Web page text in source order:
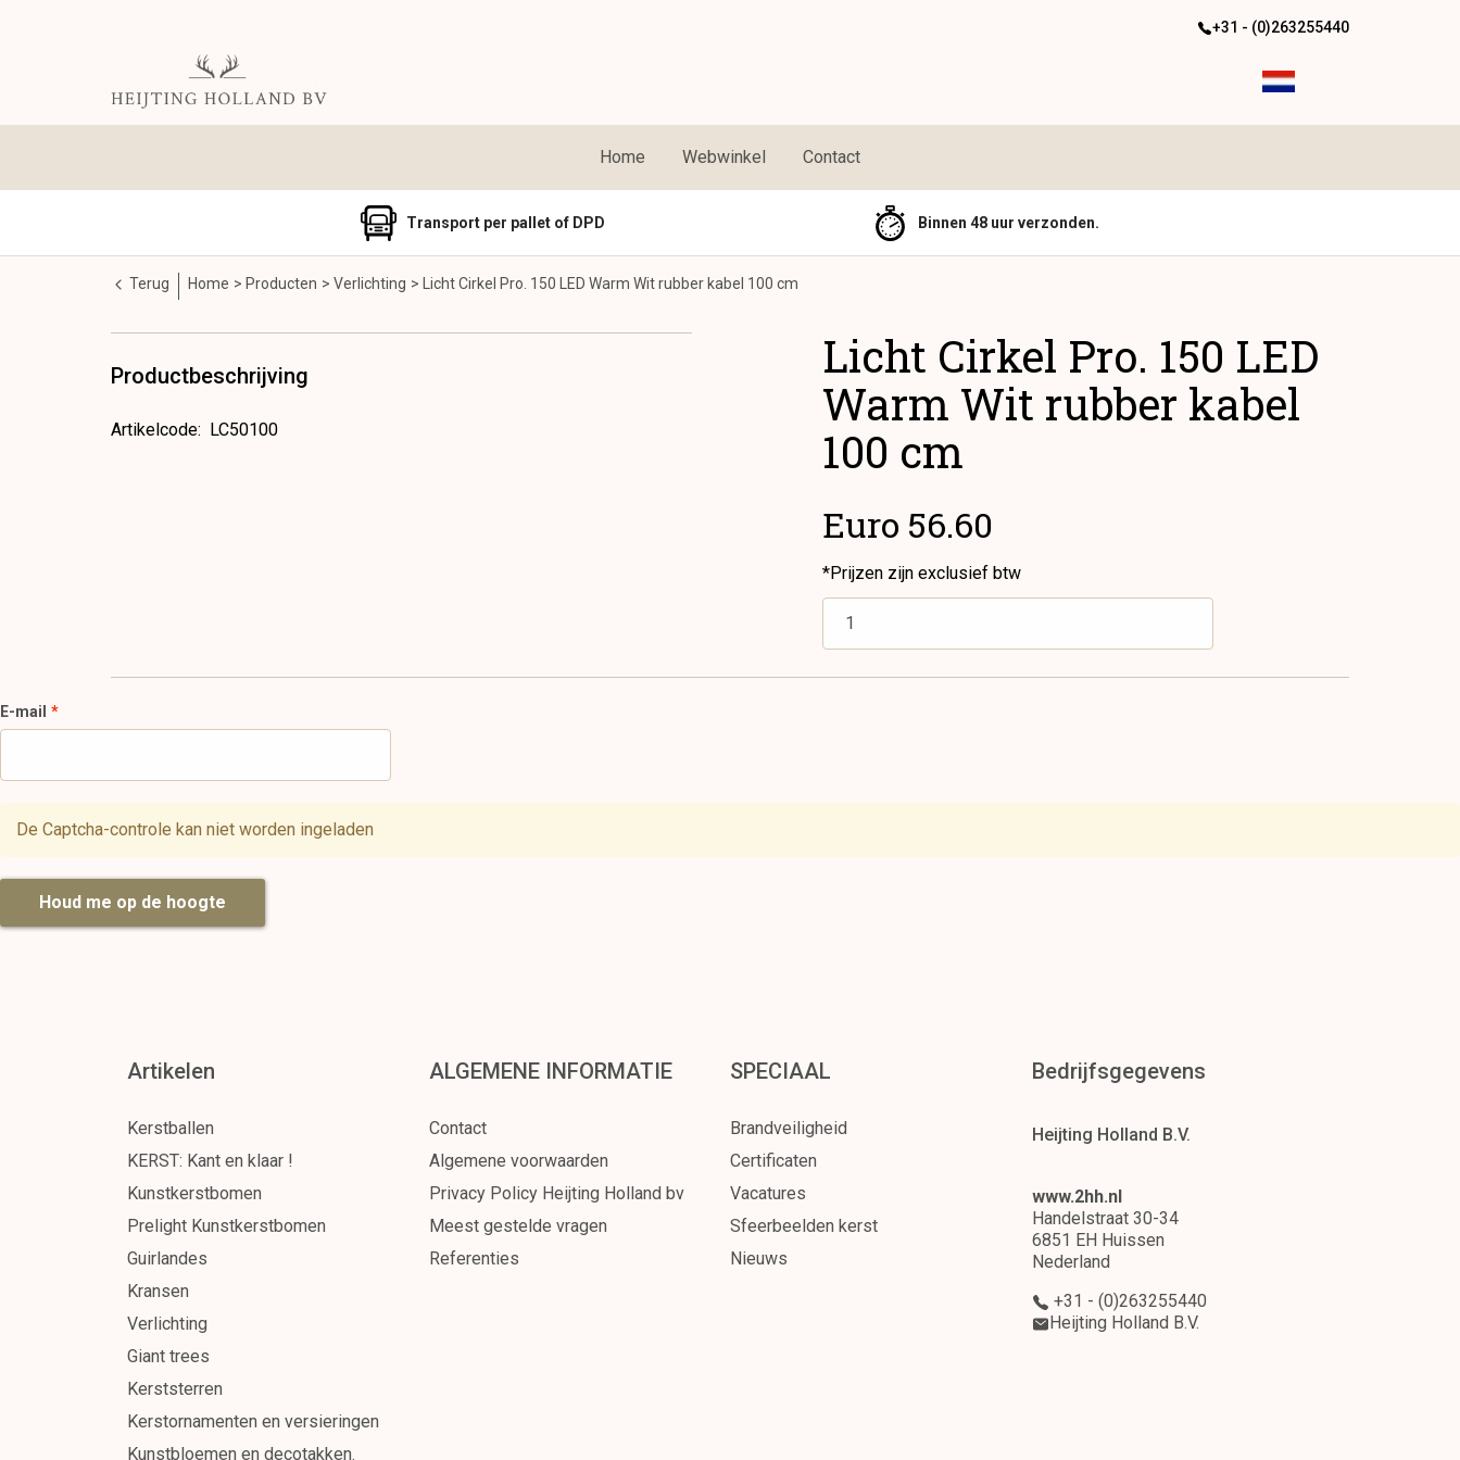
+31 - (0)263255440
Home Webwinkel Contact
Transport per pallet of DPD Binnen 48 uur verzonden.
Terug Home Producten Verlichting Licht Cirkel Pro. 150 LED Warm Wit rubber kabel 100 cm
Productbeschrijving
Artikelcode: LC50100
Licht Cirkel Pro. 150 LED
Warm Wit rubber kabel
100 cm
Euro 56.60
*Prijzen zijn exclusief btw
E-mail
De Captcha-controle kan niet worden ingeladen
Houd me op de hoogte
Artikelen
Kerstballen
KERST: Kant en klaar !
Kunstkerstbomen
Prelight Kunstkerstbomen
Guirlandes
Kransen
Verlichting
Giant trees
Kerststerren
Kerstornamenten en versieringen
Kunstbloemen en decotakken.
ALGEMENE INFORMATIE
Contact
Algemene voorwaarden
Privacy Policy Heijting Holland bv
Meest gestelde vragen
Referenties
SPECIAAL
Brandveiligheid
Certificaten
Vacatures
Sfeerbeelden kerst
Nieuws
Bedrijfsgegevens
Heijting Holland B.V.
www.2hh.nl
Handelstraat 30-34
6851 EH Huissen
Nederland
+31 - (0)263255440
Heijting Holland B.V.